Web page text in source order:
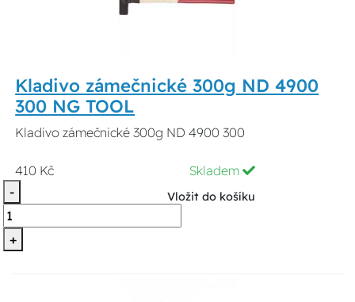
Kladivo zámečnické 300g ND 4900
300 NG TOOL
Kladivo zámečnické 300g ND 4900 300
410 Kč
Skladem
-
+
Vložit do košíku